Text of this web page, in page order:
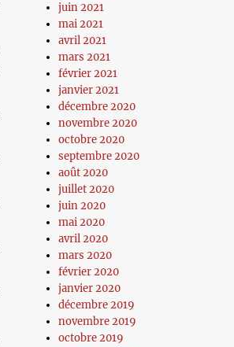
juin 2021
mai 2021
avril 2021
mars 2021
février 2021
janvier 2021
décembre 2020
novembre 2020
octobre 2020
septembre 2020
août 2020
juillet 2020
juin 2020
mai 2020
avril 2020
mars 2020
février 2020
janvier 2020
décembre 2019
novembre 2019
octobre 2019